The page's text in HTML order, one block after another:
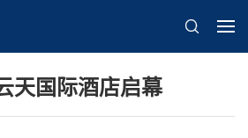
天国际酒店启幕